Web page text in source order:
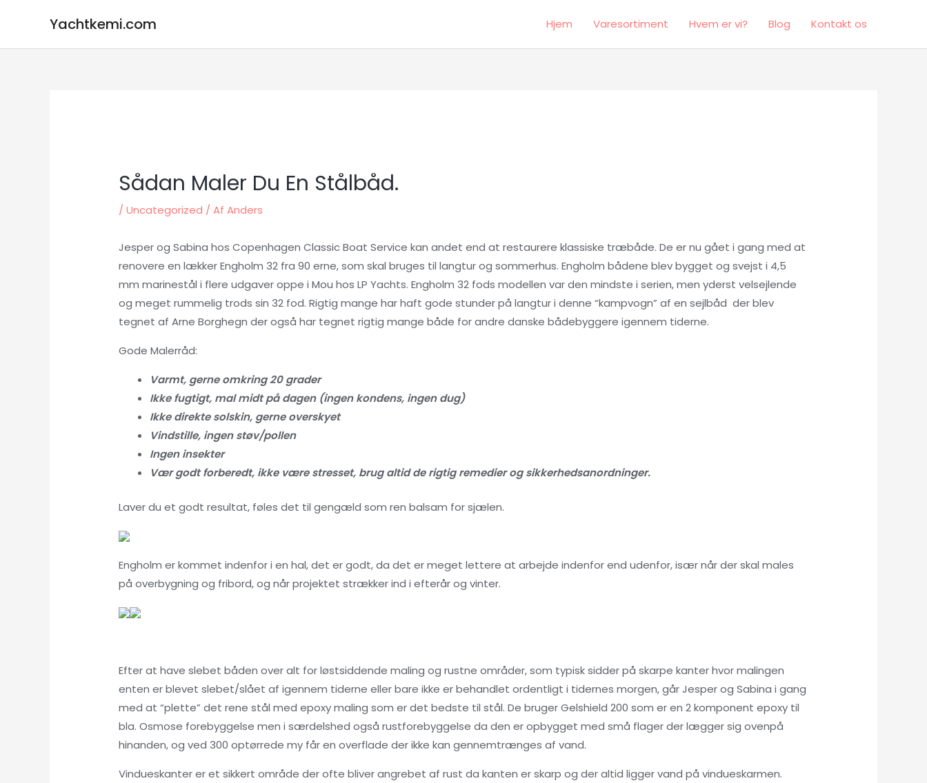
indholdet
Yachtkemi.com Hjem Varesortiment Hvem er vi? Blog Kontakt os
Sådan Maler Du En Stålbåd.
/Uncategorized / AfAnders
Jesper og Sabina hos Copenhagen Classic Boat Service kan andet end at restaurere klassiske træbåde. De er nu gået i gang med at
renovere en lækker Engholm 32 fra 90 erne, som skal bruges til langtur og sommerhus. Engholm bådene blev bygget og svejst i 4,5
mm marinestål i flere udgaver oppe i Mou hos LP Yachts. Engholm 32 fods modellen var den mindste i serien, men yderst velsejlende
og meget rummelig trods sin 32 fod. Rigtig mange har haft gode stunder på langtur i denne “kampvogn” af en sejlbåd der blev
tegnet af Arne Borghegn der også har tegnet rigtig mange både for andre danske bådebyggere igennem tiderne.
Gode Malerråd:
Varmt, gerne omkring 20 grader
Ikke fugtigt, mal midt på dagen (ingen kondens, ingen dug)
Ikke direkte solskin, gerne overskyet
Vindstille, ingen støv/pollen
Ingen insekter
Vær godt forberedt, ikke være stresset, brug altid de rigtig remedier og sikkerhedsanordninger.
Laver du et godt resultat, føles det til gengæld som ren balsam for sjælen.
Engholm er kommet indenfor i en hal, det er godt, da det er meget lettere at arbejde indenfor end udenfor, især når der skal males
på overbygning og fribord, og når projektet strækker ind i efterår og vinter.
Efter at have slebet båden over alt for løstsiddende maling og rustne områder, som typisk sidder på skarpe kanter hvor malingen
enten er blevet slebet/slået af igennem tiderne eller bare ikke er behandlet ordentligt i tidernes morgen, går Jesper og Sabina i gang
med at “plette” det rene stål med epoxy maling som er det bedste til stål. De bruger Gelshield 200 som er en 2 komponent epoxy til
bla. Osmose forebyggelse men i særdelshed også rustforebyggelse da den er opbygget med små flager der lægger sig ovenpå
hinanden, og ved 300 optørrede my får en overflade der ikke kan gennemtrænges af vand.
Vindueskanter er et sikkert område der ofte bliver angrebet af rust da kanten er skarp og der altid ligger vand på vindueskarmen.